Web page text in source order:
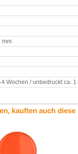
mm
Wochen / unbedruckt ca. 1
kauften auch